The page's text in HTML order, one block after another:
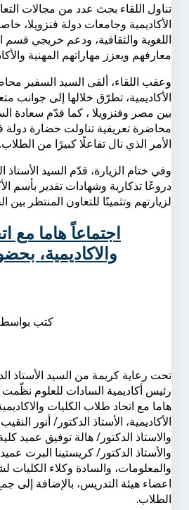
تناول اللقاء بحث عدد من مجالات
الأكاديمية وجامعات دولة فنزويلا،
اللغوية والثقافية، ودعم خريجي قسم
معارفهم ويعزز مهاراتهم المهنية
وعقب اللقاء، ألقى السيد السفير
الأكاديمية، تطرّق خلالها إلى جوانب
بين مصر وفنزويلا ، كما قدّم سعادة
محاضرة تعريفية تناولت حضارة دولة
الأمر الذي نال تفاعلًا كبيرًا من الطلاب.
وفي ختام الزيارة، قدّم السيد الأستاذ
دروعًا تذكارية وشهادات تقدير بأسم
لزيارتهم وتثمينًا للتعاون المنتظر بين
اجتماعاً هاما مع
والاكاديمية،
كتب
تحت رعاية كريمة من السيد الأستاذ
رئيس أكاديمية السادات للعلوم نظّمت
هاما مع اتحاد طلاب الكليات
الأكاديمية، الأستاذ الدكتور/ أنور
والاستاذ الدكتور/ هالة توفيق عميد
والأستاذ الدكتور/ كريستينا البرت
والمعلومات، والسادة وكلاء
اعضاء هيئة التدريس، بالإضافة إلى
الطلاب.